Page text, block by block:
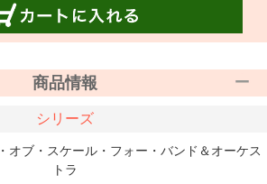
商品情報
シリーズ
オブ・スケール・フォー・バンド＆オーケス
トラ